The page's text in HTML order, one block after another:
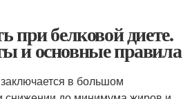
при белковой диете.
и основные правила
в большом